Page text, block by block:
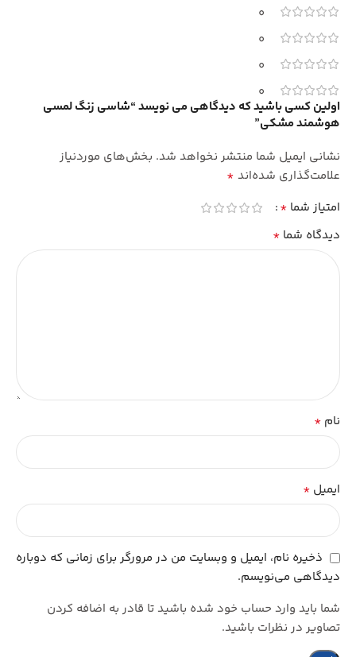
0
0
0
0
اولین کسی باشید که دیدگاهی می نویسد “شاسی زنگ لمسی
هوشمند مشکی”
نشانی ایمیل شما منتشر نخواهد شد. بخش‌های موردنیاز
علامت‌گذاری شده‌اند *
امتیاز شما *
دیدگاه شما *
نام *
ایمیل *
ذخیره نام، ایمیل و وبسایت من در مرورگر برای زمانی که دوباره
دیدگاهی می‌نویسم.
شما باید وارد حساب خود شده باشید تا قادر به اضافه کردن
تصاویر در نظرات باشید.